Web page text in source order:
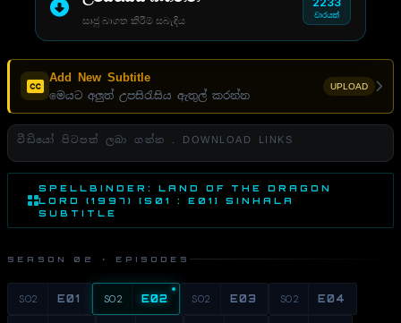
සෘජු බාගත කිරීම් සබැඳිය වාරයක්
Add New Subtitle
මෙයට අලුත් උපසිරැසිය ඇතුල් කරන්න
UPLOAD
වීඩියෝ පිටපත් ලබා ගන්න . DOWNLOAD LINKS
SPELLBINDER: LAND OF THE DRAGON
LORD (1997) [S01 : E01] SINHALA
SUBTITLE
SEASON 02 · EPISODES
S02 E01 S02 E02 S02 E03 S02 E04